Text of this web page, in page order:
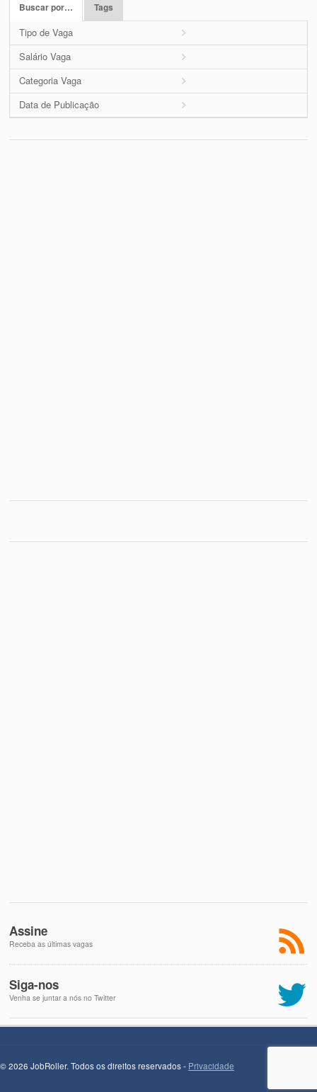
Buscar por… Tags
Tipo de Vaga
Salário Vaga
Categoria Vaga
Data de Publicação
Assine
Receba as últimas vagas
Siga-nos
Venha se juntar a nós no Twitter
© 2026 JobRoller. Todos os direitos reservados - Privacidade